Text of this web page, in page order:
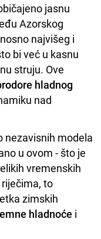
jasnu
Azorskog
najvišeg i
bi već u kasnu
struju. Ove
hladnog
nad
nezavisnih modela
u ovom - što je
vremenskih
to
zimskih
hladnoće i